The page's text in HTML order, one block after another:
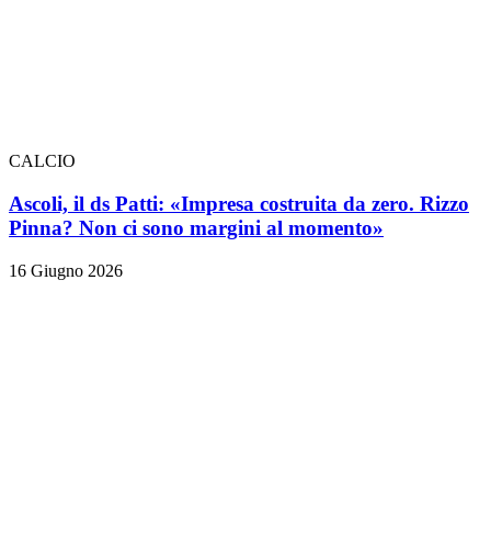
CALCIO
Ascoli, il ds Patti: «Impresa costruita da zero. Rizzo
Pinna? Non ci sono margini al momento»
16 Giugno 2026